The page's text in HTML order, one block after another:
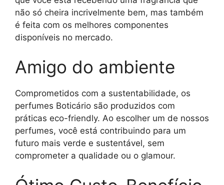
não só cheira incrivelmente bem, mas também
é feita com os melhores componentes
disponíveis no mercado.
Amigo do ambiente
Comprometidos com a sustentabilidade, os
perfumes Boticário são produzidos com
práticas eco-friendly. Ao escolher um de nossos
perfumes, você está contribuindo para um
futuro mais verde e sustentável, sem
comprometer a qualidade ou o glamour.